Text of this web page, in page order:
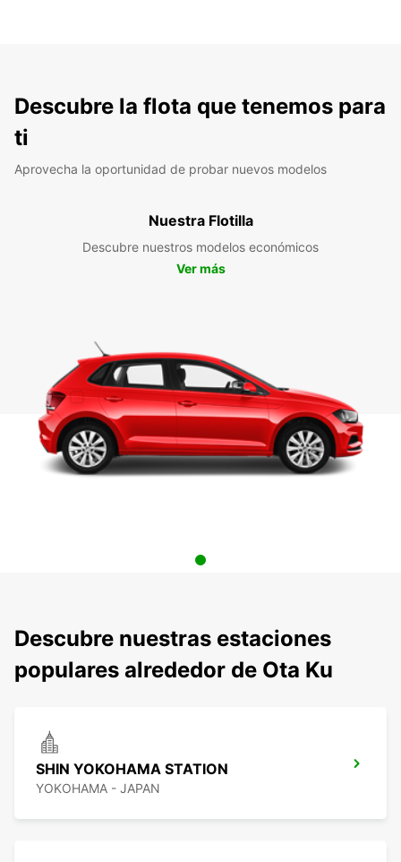
Descubre la flota que tenemos para
ti
Aprovecha la oportunidad de probar nuevos modelos
Nuestra Flotilla
Descubre nuestros modelos económicos
Ver más
Descubre nuestras estaciones
populares alrededor de Ota Ku
SHIN YOKOHAMA STATION
YOKOHAMA - JAPAN